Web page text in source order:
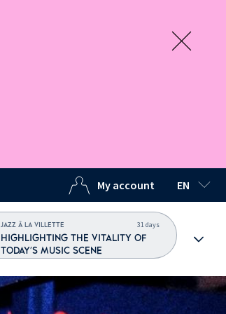
My account EN
JAZZ À LA VILLETTE 31 days
HIGHLIGHTING THE VITALITY OF
TODAY'S MUSIC SCENE